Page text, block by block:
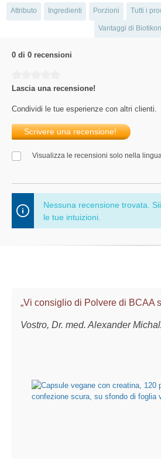
Attributo Ingredienti Porzioni Tutti i
Vantaggi di Biotikon
0 di 0 recensioni
Lascia una recensione!
Condividi le tue esperienze con altri clienti.
Scrivere una recensione!
Visualizza le recensioni solo nella
Nessuna recensione trovata.
le tue intuizioni.
„Vi consiglio di Polvere di BCAA
Vostro, Dr. med. Alexander